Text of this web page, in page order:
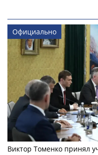
Официально
Виктор Томенко принял